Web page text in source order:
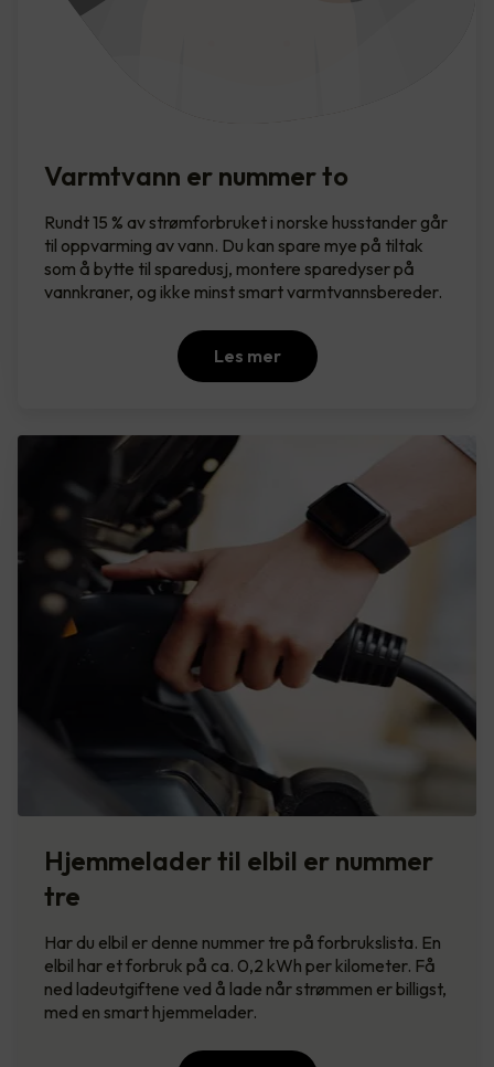
Varmtvann er nummer to
Rundt 15 % av strømforbruket i norske husstander går
til oppvarming av vann. Du kan spare mye på tiltak
som å bytte til sparedusj, montere sparedyser på
vannkraner, og ikke minst smart varmtvannsbereder.
Les mer
Hjemmelader til elbil er nummer
tre
Har du elbil er denne nummer tre på forbrukslista. En
elbil har et forbruk på ca. 0,2 kWh per kilometer. Få
ned ladeutgiftene ved å lade når strømmen er billigst,
med en smart hjemmelader.